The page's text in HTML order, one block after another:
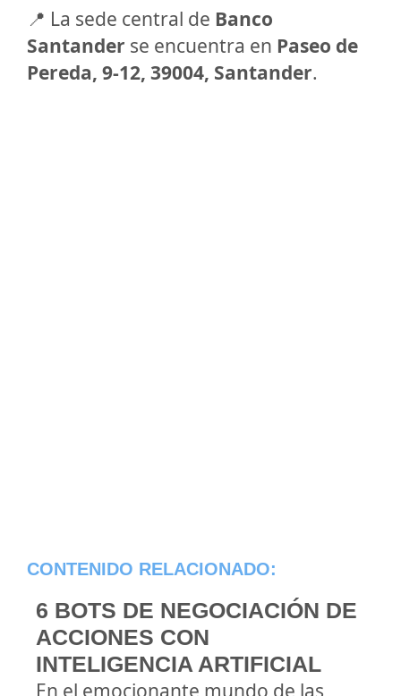
📍 La sede central de Banco
Santander se encuentra en Paseo de
Pereda, 9-12, 39004, Santander.
CONTENIDO RELACIONADO:
6 BOTS DE NEGOCIACIÓN DE
ACCIONES CON
INTELIGENCIA ARTIFICIAL
En el emocionante mundo de las